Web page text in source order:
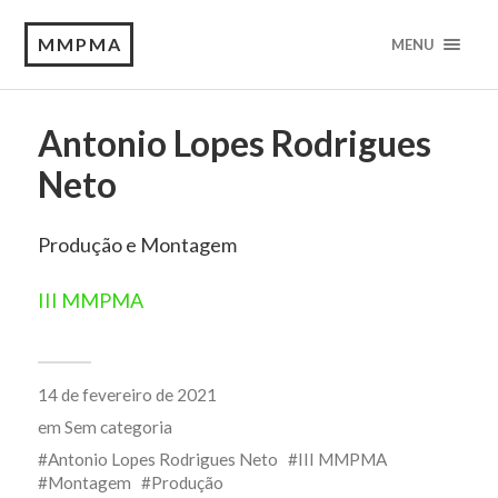
MMPMA MENU
Antonio Lopes Rodrigues
Neto
Produção e Montagem
III MMPMA
14 de fevereiro de 2021
em Sem categoria
Antonio Lopes Rodrigues Neto
III MMPMA
Montagem
Produção